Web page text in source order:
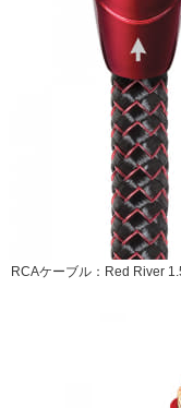
RCAケーブル：Red River